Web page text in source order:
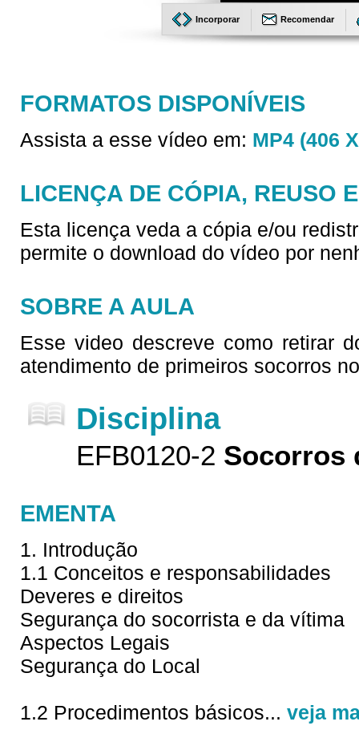
Incorporar Recomendar
FORMATOS DISPONÍVEIS
Assista a esse vídeo em: MP4 (406
LICENÇA DE CÓPIA, REUSO
Esta licença veda a cópia e/ou
permite o download do vídeo por
SOBRE A AULA
Esse video descreve como retirar
atendimento de primeiros socorros
Disciplina
EFB0120-2 Socorros
EMENTA
1. Introdução
1.1 Conceitos e responsabilidades
Deveres e direitos
Segurança do socorrista e da vítima
Aspectos Legais
Segurança do Local
1.2 Procedimentos básicos... veja